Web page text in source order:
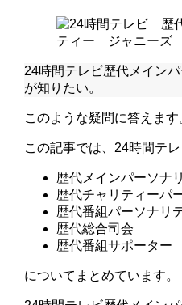
24時間テレビ歴代メイン
が知りたい。
このような疑問に答えます
この記事では、24時間テレ
歴代メインパーソナ
歴代チャリティーパ
歴代番組パーソナリ
歴代総合司会
歴代番組サポーター
についてまとめています。